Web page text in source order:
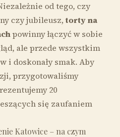
od tego, czy
czy jubileusz, torty na
powinny łączyć w sobie
ale przede wszystkim
i doskonały smak. Aby
przygotowaliśmy
20
się zaufaniem
Katowice – na czym